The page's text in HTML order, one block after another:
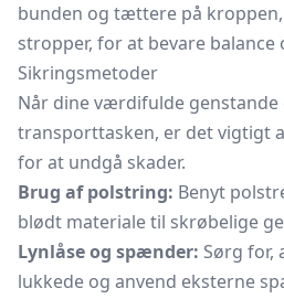
bunden og tættere på
stropper, for at bevare
Sikringsmetoder
Når dine værdifulde genstande
transporttasken, er det vigtigt
for at undgå skader.
Brug af polstring: Benyt
blødt materiale til skrøbelige
Lynlåse og spænder: Sørg for,
lukkede og anvend eksterne